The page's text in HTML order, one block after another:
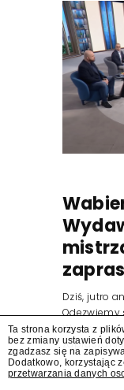
Dziś, jutro
Wydawcy
Ta strona korzysta z
bez zmiany ustawień
zgadzasz się na
Dodatkowo, korzystając
przetwarzania danych